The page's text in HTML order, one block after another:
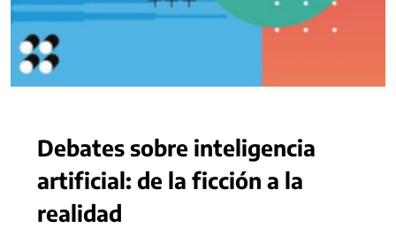
Debates sobre inteligencia
artificial: de la ficción a la
realidad